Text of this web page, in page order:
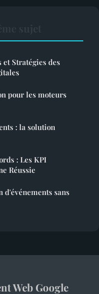
et Stratégies des
pour les moteurs
: la solution
: Les KPI
Réussie
d'événements sans
Web Google